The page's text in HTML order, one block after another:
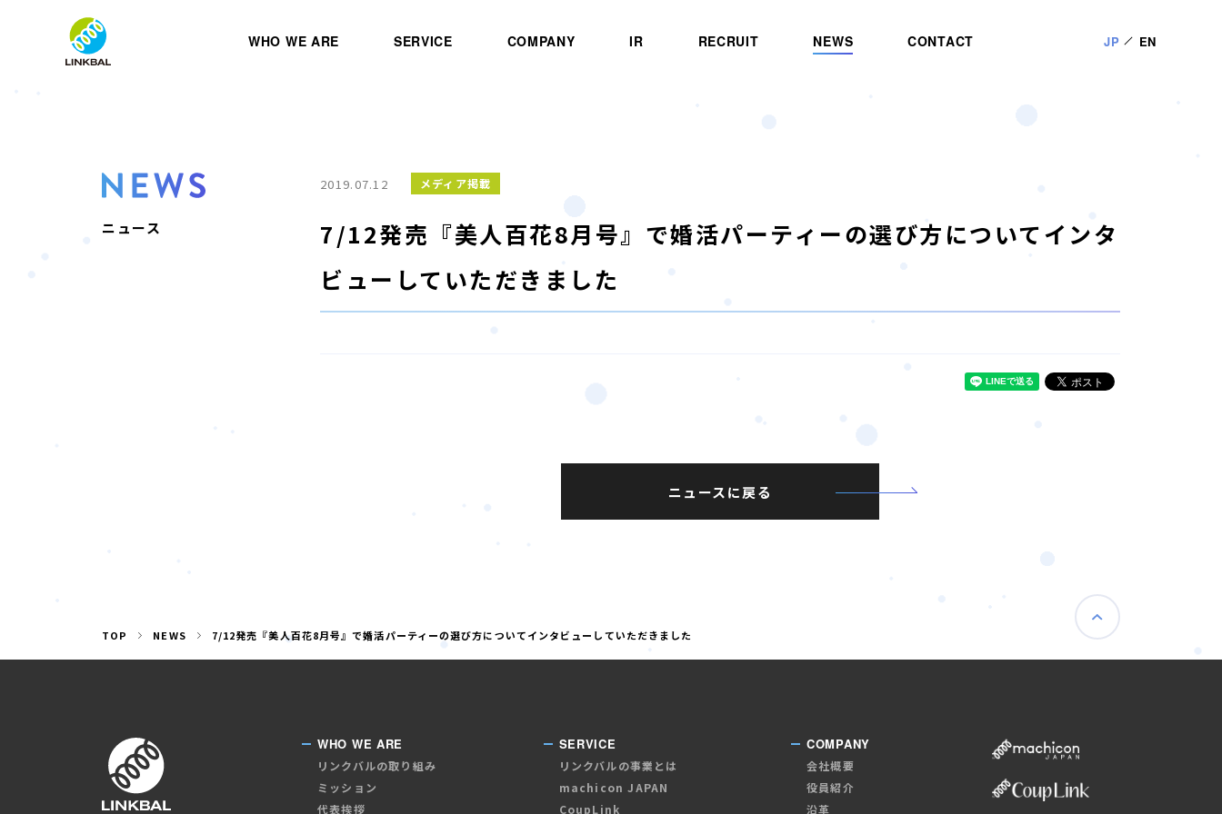
WHO WE ARE SERVICE COMPANY IR RECRUIT NEWS CONTACT JP EN
ニュース
2019.07.12 メディア掲載
7/12発売『美人百花8月号』で婚活パーティーの選び方についてインタ
ビューしていただきました
ニュースに戻る
TOP NEWS 7/12発売『美人百花8月号』で婚活パーティーの選び方についてインタビューしていただきました
WHO WE ARE
リンクバルの取り組み
ミッション
代表挨拶
SERVICE
リンクバルの事業とは
machicon JAPAN
CoupLink
COMPANY
会社概要
役員紹介
沿革